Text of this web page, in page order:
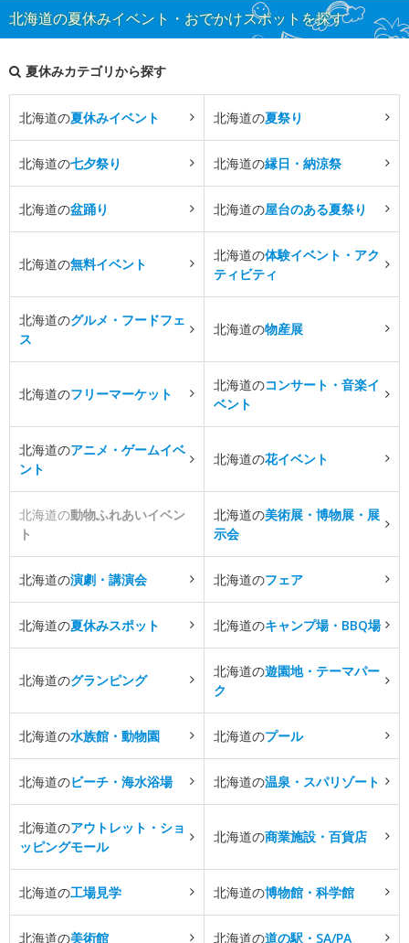
北海道の夏休みイベント・おでかけスポットを探す
夏休みカテゴリから探す
北海道の夏休みイベント 北海道の夏祭り
北海道の七夕祭り 北海道の縁日・納涼祭
北海道の盆踊り 北海道の屋台のある夏祭り
北海道の無料イベント
北海道の体験イベント・アク
ティビティ
北海道のグルメ・フードフェ
ス
北海道の物産展
北海道のフリーマーケット
北海道のコンサート・音楽イ
ベント
北海道のアニメ・ゲームイベ
ント
北海道の花イベント
北海道の動物ふれあいイベン
ト
北海道の美術展・博物展・展
示会
北海道の演劇・講演会 北海道のフェア
北海道の夏休みスポット 北海道のキャンプ場・BBQ場
北海道のグランピング
北海道の遊園地・テーマパー
ク
北海道の水族館・動物園 北海道のプール
北海道のビーチ・海水浴場 北海道の温泉・スパリゾート
北海道のアウトレット・ショ
ッピングモール
北海道の商業施設・百貨店
北海道の工場見学 北海道の博物館・科学館
北海道の美術館 北海道の道の駅・SA/PA